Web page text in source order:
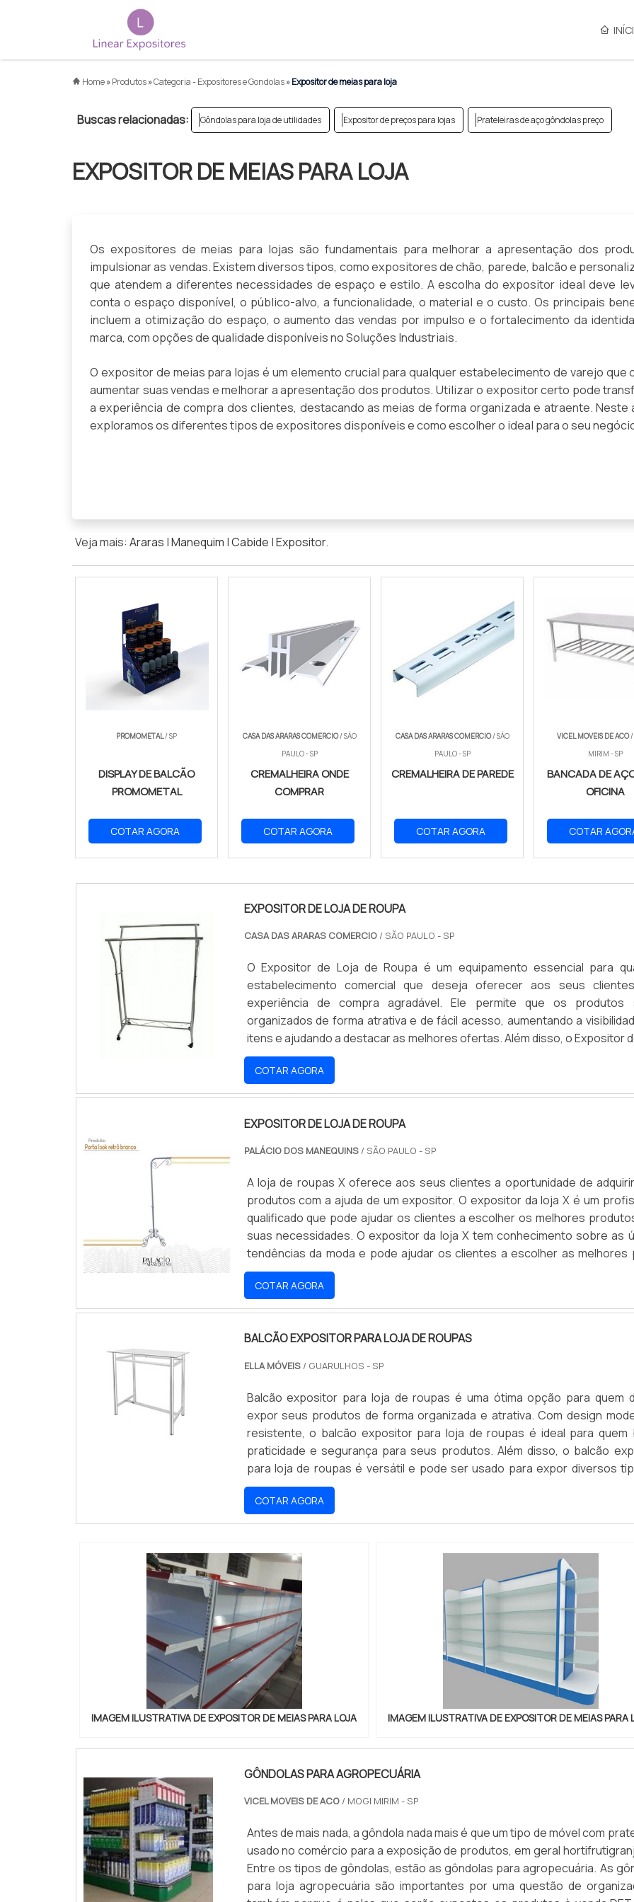
Home»Produtos»Categoria - Expositores e Gondolas»Expositor de meias para loja
Buscas relacionadas: Gôndolas para loja de utilidades Expositor de preços para lojas Prateleiras de aço gôndolas preço
EXPOSITOR DE MEIAS PARA LOJA
Os expositores de meias para lojas são fundamentais para melhorar a apresentação dos
impulsionar as vendas. Existem diversos tipos, como expositores de chão, parede, balcão e
que atendem a diferentes necessidades de espaço e estilo. A escolha do expositor ideal deve
conta o espaço disponível, o público-alvo, a funcionalidade, o material e o custo. Os principais
incluem a otimização do espaço, o aumento das vendas por impulso e o fortalecimento da
marca, com opções de qualidade disponíveis no Soluções Industriais.
O expositor de meias para lojas é um elemento crucial para qualquer estabelecimento de varejo que
aumentar suas vendas e melhorar a apresentação dos produtos. Utilizar o expositor certo pode
a experiência de compra dos clientes, destacando as meias de forma organizada e atraente. Neste
exploramos os diferentes tipos de expositores disponíveis e como escolher o ideal para o seu
Veja mais: Araras |Manequim |Cabide |Expositor.
PROMOMETAL/ SP
DISPLAY DE BALCÃO
PROMOMETAL
COTAR AGORA
CASA DAS ARARAS COMERCIO/ SÃO
PAULO - SP
CREMALHEIRA ONDE
COMPRAR
COTAR AGORA
CASA DAS ARARAS COMERCIO/ SÃO
PAULO - SP
CREMALHEIRA DE PAREDE
COTAR AGORA
VICEL MOVEIS DE ACO/
MIRIM - SP
BANCADA DE
OFICINA
COTAR
EXPOSITOR DE LOJA DE ROUPA
CASA DAS ARARAS COMERCIO / SÃO PAULO - SP
O Expositor de Loja de Roupa é um equipamento essencial para
estabelecimento comercial que deseja oferecer aos seus
experiência de compra agradável. Ele permite que os produtos
organizados de forma atrativa e de fácil acesso, aumentando a
itens e ajudando a destacar as melhores ofertas. Além disso, o Expositor
de Roupa é um investimento de baixo custo que pode ajudar a
vendas e a rentabilidade da loja.
COTAR AGORA
EXPOSITOR DE LOJA DE ROUPA
PALÁCIO DOS MANEQUINS / SÃO PAULO - SP
A loja de roupas X oferece aos seus clientes a oportunidade de
produtos com a ajuda de um expositor. O expositor da loja X é um
qualificado que pode ajudar os clientes a escolher os melhores
suas necessidades. O expositor da loja X tem conhecimento sobre as
tendências da moda e pode ajudar os clientes a escolher as melhores
para seu guarda-roupa. Além disso, o expositor da loja X também pode
conselhos sobre como combinar as peças para criar looks
elegantes.
COTAR AGORA
BALCÃO EXPOSITOR PARA LOJA DE ROUPAS
ELLA MÓVEIS / GUARULHOS - SP
Balcão expositor para loja de roupas é uma ótima opção para quem
expor seus produtos de forma organizada e atrativa. Com design
resistente, o balcão expositor para loja de roupas é ideal para quem
praticidade e segurança para seus produtos. Além disso, o balcão
para loja de roupas é versátil e pode ser usado para expor diversos
roupas, como camisetas, calças, vestidos e acessórios.
COTAR AGORA
IMAGEM ILUSTRATIVA DE EXPOSITOR DE MEIAS PARA LOJA IMAGEM ILUSTRATIVA DE EXPOSITOR DE MEIAS PARA
GÔNDOLAS PARA AGROPECUÁRIA
VICEL MOVEIS DE ACO/ MOGI MIRIM - SP
Antes de mais nada, a gôndola nada mais é que um tipo de móvel com
usado no comércio para a exposição de produtos, em geral
Entre os tipos de gôndolas, estão as gôndolas para agropecuária. As
para loja agropecuária são importantes por uma questão de